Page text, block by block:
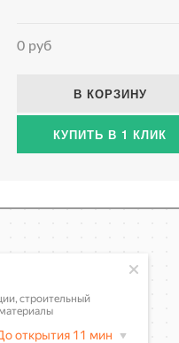
0 руб
В КОРЗИНУ
КУПИТЬ В 1 КЛИК